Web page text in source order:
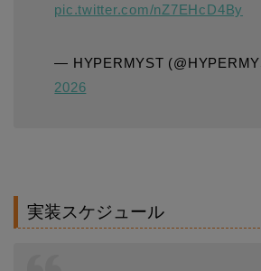
pic.twitter.com/nZ7EHcD4By
— HYPERMYST
2026
実装スケジュール